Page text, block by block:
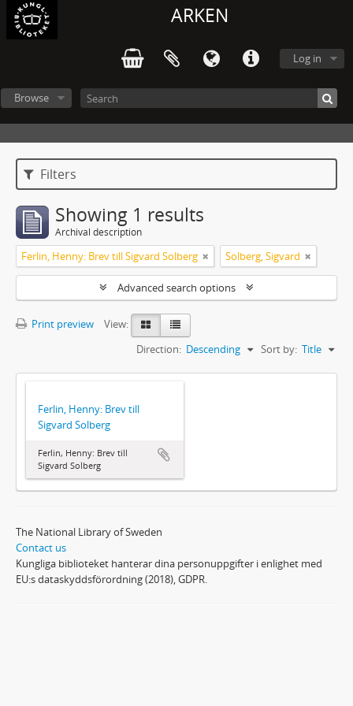
ARKEN
Log in
Browse
Filters
Showing 1 results
Archival description
Ferlin, Henny: Brev till Sigvard Solberg Solberg, Sigvard
Advanced search options
Print preview
View:
Sort by: Title
Direction: Descending
Ferlin, Henny: Brev till
Sigvard Solberg
Ferlin, Henny: Brev till
Sigvard Solberg
The National Library of Sweden
Contact us
Kungliga biblioteket hanterar dina personuppgifter i enlighet med
EU:s dataskyddsförordning (2018), GDPR.